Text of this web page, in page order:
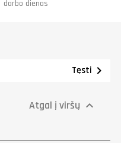
darbo dienas
Tęsti 
Atgal į viršų 